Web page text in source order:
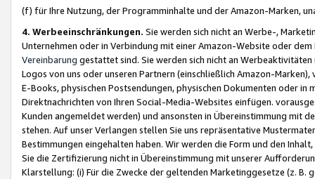
(f) für Ihre Nutzung, der Programminhalte und der Amazon-Marken,
4. Werbeeinschränkungen. Sie werden sich nicht an Werbe-,
Unternehmen oder in Verbindung mit einer Amazon-Website oder
Vereinbarung gestattet sind. Sie werden sich nicht an
Logos von uns oder unseren Partnern (einschließlich Amazon-
E-Books, physischen Postsendungen, physischen Dokumenten oder in
Direktnachrichten von Ihren Social-Media-Websites einfügen.
Kunden angemeldet werden) und ansonsten in Übereinstimmung mit
stehen. Auf unser Verlangen stellen Sie uns repräsentative
Bestimmungen eingehalten haben. Wir werden die Form und den
Sie die Zertifizierung nicht in Übereinstimmung mit unserer
Klarstellung: (i) Für die Zwecke der geltenden Marketinggesetze (z. B.